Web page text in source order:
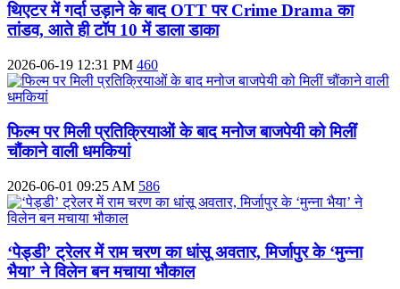
थिएटर में गर्दा उड़ाने के बाद OTT पर Crime Drama का
तांडव, आते ही टॉप 10 में डाला डाका
2026-06-19 12:31 PM 460
फिल्म पर मिली प्रतिक्रियाओं के बाद मनोज बाजपेयी को मिलीं
चौंकाने वाली धमकियां
2026-06-01 09:25 AM 586
‘पेड्डी’ ट्रेलर में राम चरण का धांसू अवतार, मिर्जापुर के ‘मुन्ना
भैया’ ने विलेन बन मचाया भौकाल